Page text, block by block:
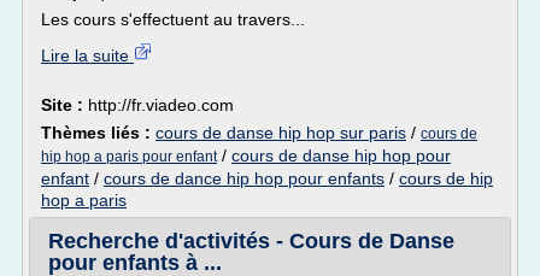
Les cours s'effectuent au travers...
Lire la suite
Site : http://fr.viadeo.com
Thèmes liés : cours de danse hip hop sur paris / cours de
hip hop a paris pour enfant/ cours de danse hip hop pour
enfant / cours de dance hip hop pour enfants / cours de hip
hop a paris
Recherche d'activités - Cours de Danse
pour enfants à ...